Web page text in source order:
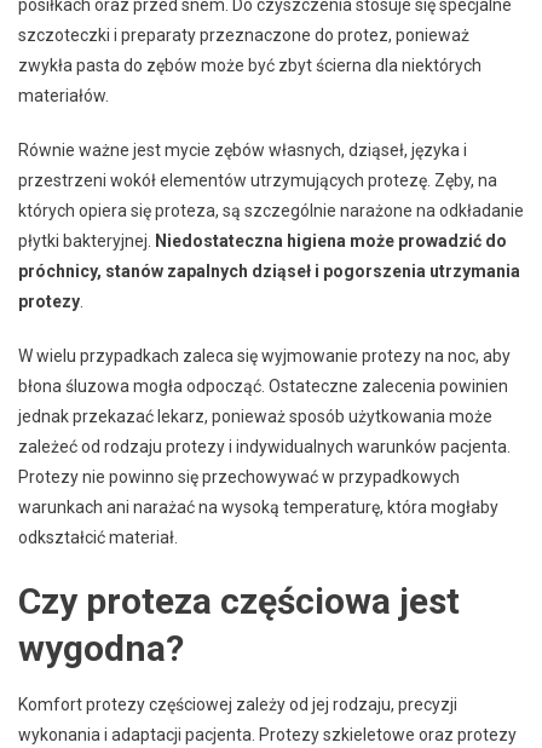
posiłkach oraz przed snem. Do czyszczenia stosuje się specjalne
szczoteczki i preparaty przeznaczone do protez, ponieważ
zwykła pasta do zębów może być zbyt ścierna dla niektórych
materiałów.
Równie ważne jest mycie zębów własnych, dziąseł, języka i
przestrzeni wokół elementów utrzymujących protezę. Zęby, na
których opiera się proteza, są szczególnie narażone na odkładanie
płytki bakteryjnej.
Niedostateczna higiena może prowadzić do
próchnicy, stanów zapalnych dziąseł i pogorszenia utrzymania
protezy
W wielu przypadkach zaleca się wyjmowanie protezy na noc, aby
błona śluzowa mogła odpocząć. Ostateczne zalecenia powinien
jednak przekazać lekarz, ponieważ sposób użytkowania może
zależeć od rodzaju protezy i indywidualnych warunków pacjenta.
Protezy nie powinno się przechowywać w przypadkowych
warunkach ani narażać na wysoką temperaturę, która mogłaby
odkształcić materiał.
Czy proteza częściowa jest
wygodna?
Komfort protezy częściowej zależy od jej rodzaju, precyzji
wykonania i adaptacji pacjenta. Protezy szkieletowe oraz protezy